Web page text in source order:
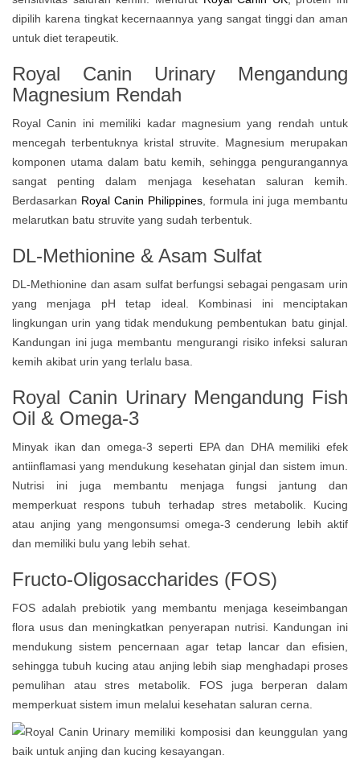
dipilih karena tingkat kecernaannya yang sangat tinggi dan aman
untuk diet terapeutik.
Royal Canin Urinary Mengandung
Magnesium Rendah
Royal Canin ini memiliki kadar magnesium yang rendah untuk
mencegah terbentuknya kristal struvite. Magnesium merupakan
komponen utama dalam batu kemih, sehingga pengurangannya
sangat penting dalam menjaga kesehatan saluran kemih.
Berdasarkan Royal Canin Philippines , formula ini juga membantu
melarutkan batu struvite yang sudah terbentuk.
DL-Methionine & Asam Sulfat
DL-Methionine dan asam sulfat berfungsi sebagai pengasam urin
yang menjaga pH tetap ideal. Kombinasi ini menciptakan
lingkungan urin yang tidak mendukung pembentukan batu ginjal.
Kandungan ini juga membantu mengurangi risiko infeksi saluran
kemih akibat urin yang terlalu basa.
Royal Canin Urinary Mengandung Fish
Oil & Omega-3
Minyak ikan dan omega-3 seperti EPA dan DHA memiliki efek
antiinflamasi yang mendukung kesehatan ginjal dan sistem imun.
Nutrisi ini juga membantu menjaga fungsi jantung dan
memperkuat respons tubuh terhadap stres metabolik. Kucing
atau anjing yang mengonsumsi omega-3 cenderung lebih aktif
dan memiliki bulu yang lebih sehat.
Fructo-Oligosaccharides (FOS)
FOS adalah prebiotik yang membantu menjaga keseimbangan
flora usus dan meningkatkan penyerapan nutrisi. Kandungan ini
mendukung sistem pencernaan agar tetap lancar dan efisien,
sehingga tubuh kucing atau anjing lebih siap menghadapi proses
pemulihan atau stres metabolik. FOS juga berperan dalam
memperkuat sistem imun melalui kesehatan saluran cerna.